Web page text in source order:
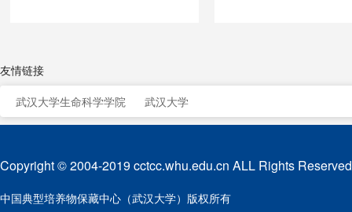
友情链接
武汉大学生命科学学院
武汉大学
Copyright © 2004-2019 cctcc.whu.edu.cn ALL Rights
中国典型培养物保藏中心（武汉大学）版权所有